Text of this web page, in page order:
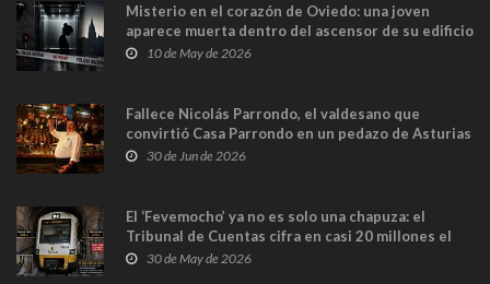
Misterio en el corazón de Oviedo: una joven
aparece muerta dentro del ascensor de su edificio
y las cámaras captan sus últimos minutos
10 de May de 2026
Fallece Nicolás Parrondo, el valdesano que
convirtió Casa Parrondo en un pedazo de Asturias
en Madrid
30 de Jun de 2026
El ‘Fevemocho’ ya no es solo una chapuza: el
Tribunal de Cuentas cifra en casi 20 millones el
sobrecoste de los trenes que no cabían por los
30 de May de 2026